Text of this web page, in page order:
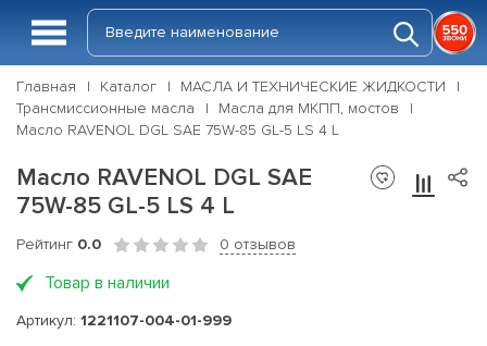
Главная Каталог
МАСЛА И ТЕХНИЧЕСКИЕ ЖИДКОСТИ
Трансмиссионные масла
Масла для МКПП, мостов
Масло RAVENOL DGL SAE 75W-85 GL-5 LS 4 L
Масло RAVENOL DGL SAE
75W-85 GL-5 LS 4 L
Рейтинг 0.0 0 отзывов
Товар в наличии
Артикул: 1221107-004-01-999